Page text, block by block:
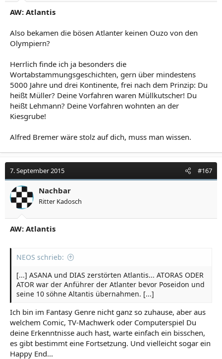
AW: Atlantis
Also bekamen die bösen Atlanter keinen Ouzo von den
Olympiern?
Herrlich finde ich ja besonders die
Wortabstammungsgeschichten, gern über mindestens
5000 Jahre und drei Kontinente, frei nach dem Prinzip: Du
heißt Müller? Deine Vorfahren waren Müllkutscher! Du
heißt Lehmann? Deine Vorfahren wohnten an der
Kiesgrube!
Alfred Bremer wäre stolz auf dich, muss man wissen.
7. September 2015 #167
Nachbar
Ritter Kadosch
AW: Atlantis
NEOS schrieb:
[...] ASANA und DIAS zerstörten Atlantis... ATORAS ODER
ATOR war der Anführer der Atlanter bevor Poseidon und
seine 10 söhne Altantis übernahmen. [...]
Ich bin im Fantasy Genre nicht ganz so zuhause, aber aus
welchem Comic, TV-Machwerk oder Computerspiel Du
deine Erkenntnisse auch hast, warte einfach ein bisschen,
es gibt bestimmt eine Fortsetzung. Und vielleicht sogar ein
Happy End...